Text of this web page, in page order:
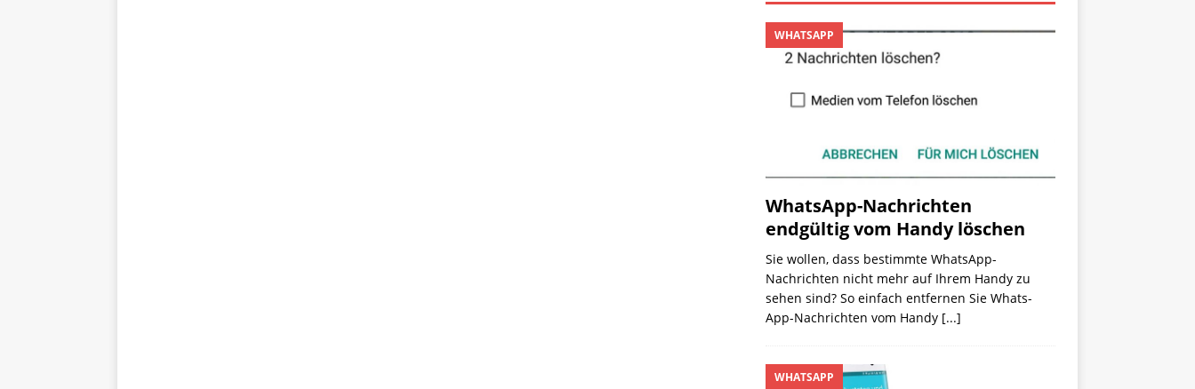
WhatsApp-Nachrichten
endgültig vom Handy löschen
WHATSAPP
Sie wollen, dass bestimmte WhatsApp-
Nachrichten nicht mehr auf Ihrem Handy zu
sehen sind? So einfach entfernen Sie Whats-
App-Nachrichten vom Handy [...]
WHATSAPP